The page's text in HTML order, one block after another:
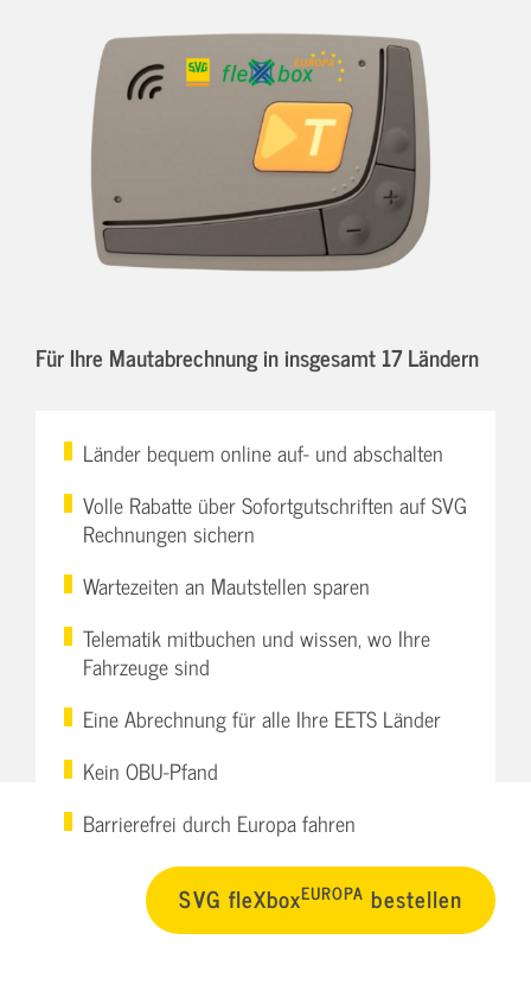
Für Ihre Mautabrechnung in insgesamt 17 Ländern
Länder bequem online auf- und abschalten
Volle Rabatte über Sofortgutschriften auf SVG
Rechnungen sichern
Wartezeiten an Mautstellen sparen
Telematik mitbuchen und wissen, wo Ihre
Fahrzeuge sind
Eine Abrechnung für alle Ihre EETS Länder
Kein OBU-Pfand
Barrierefrei durch Europa fahren
SVG fleXboxEUROPA bestellen